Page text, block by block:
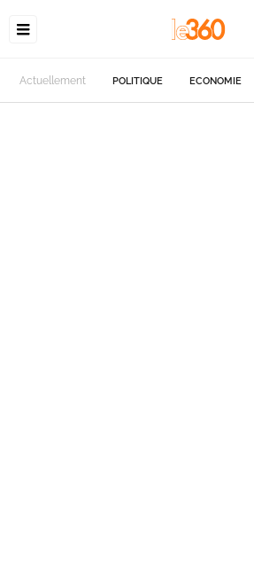
Actuellement POLITIQUE ECONOMIE